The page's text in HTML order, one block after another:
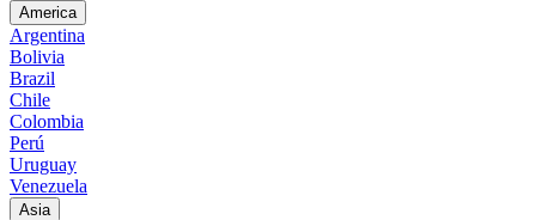
America
Argentina
Bolivia
Brazil
Chile
Colombia
Perú
Uruguay
Venezuela
Asia